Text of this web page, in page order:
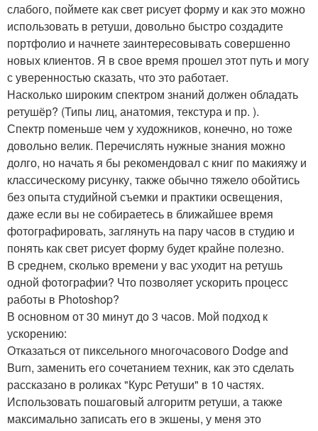
слабого, поймете как свет рисует форму и как это можно
использовать в ретуши, довольно быстро создадите
портфолио и начнете заинтересовывать совершенно
новых клиентов. Я в свое время прошел этот путь и могу
с уверенностью сказать, что это работает.
Насколько широким спектром знаний должен обладать
ретушёр? (Типы лиц, анатомия, текстура и пр. ).
Спектр поменьше чем у художников, конечно, но тоже
довольно велик. Перечислять нужные знания можно
долго, но начать я бы рекомендовал с книг по макияжу и
классическому рисунку, также обычно тяжело обойтись
без опыта студийной съемки и практики освещения,
даже если вы не собираетесь в ближайшее время
фотографировать, заглянуть на пару часов в студию и
понять как свет рисует форму будет крайне полезно.
В среднем, сколько времени у вас уходит на ретушь
одной фотографии? Что позволяет ускорить процесс
работы в Photoshop?
В основном от 30 минут до 3 часов. Мой подход к
ускорению:
Отказаться от пиксельного многочасового Dodge and
Burn, заменить его сочетанием техник, как это сделать
рассказано в роликах "Курс Ретуши" в 10 частях.
Использовать пошаговый алгоритм ретуши, а также
максимально записать его в экшены, у меня это